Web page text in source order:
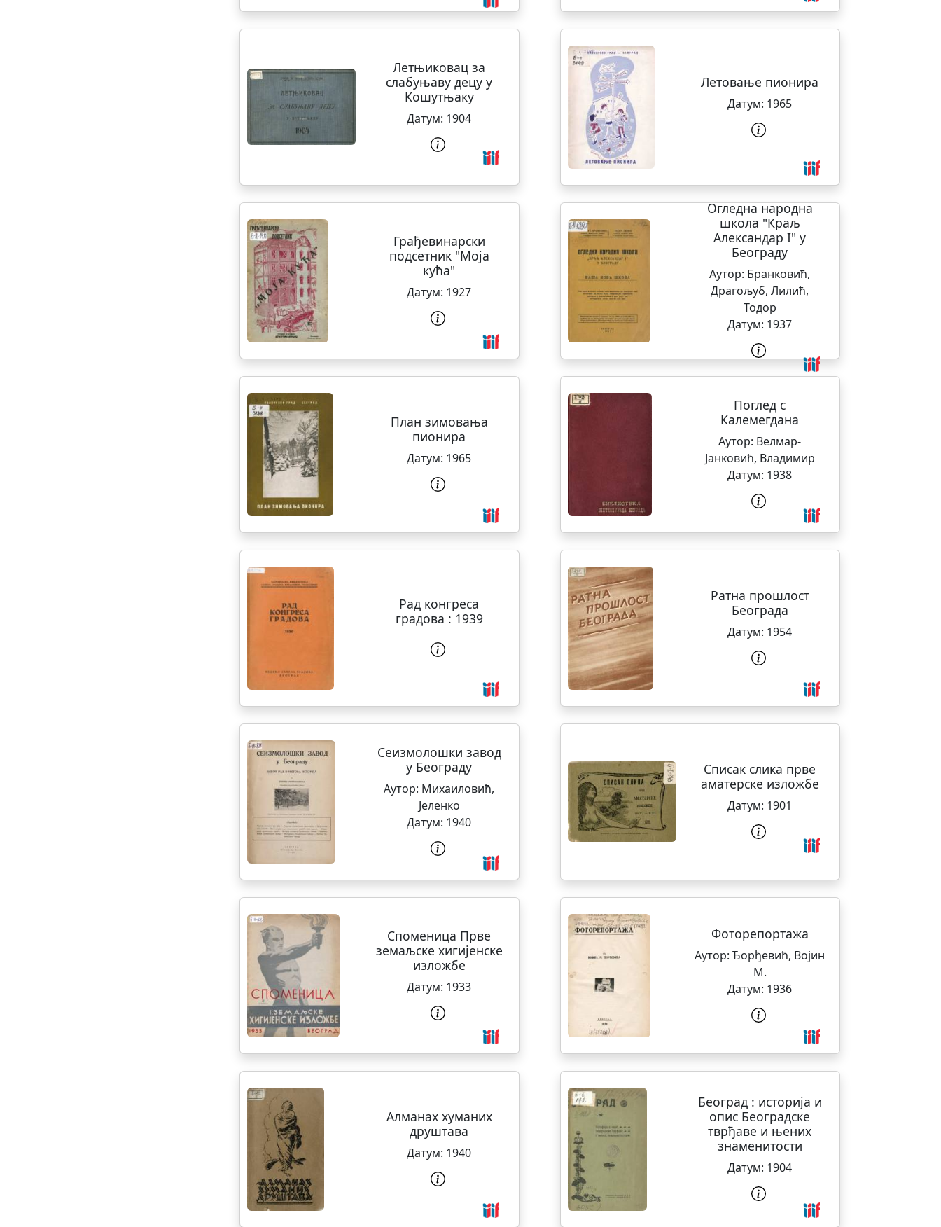
Летњиковац за
слабуњаву децу у
Кошутњаку
Датум: 1904
Летовање пионира
Датум: 1965
Грађевинарски
подсетник "Моја
кућа"
Датум: 1927
Огледна народна
школа "Краљ
Александар I" у
Београду
Аутор: Бранковић,
Драгољуб,Лилић,
Тодор
Датум: 1937
План зимовања
пионира
Датум: 1965
Поглед с
Калемегдана
Аутор: Велмар-
Јанковић, Владимир
Датум: 1938
Рад конгреса
градова : 1939
Ратна прошлост
Београда
Датум: 1954
Сеизмолошки завод
у Београду
Аутор: Михаиловић,
Јеленко
Датум: 1940
Списак слика прве
аматерске изложбе
Датум: 1901
Споменица Прве
земаљске хигијенске
изложбе
Датум: 1933
Фоторепортажа
Аутор:Ђорђевић, Војин
М.
Датум: 1936
Алманах хуманих
друштава
Датум: 1940
Београд : историја и
опис Београдске
тврђаве и њених
знаменитости
Датум: 1904